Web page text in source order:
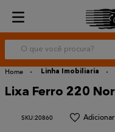
O que você procura?
Linha Imobiliaria
Lixa Ferro 220
:20860